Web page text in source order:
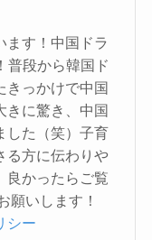
ます！中国ドラ
普段から韓国ド
きっかけで中国
きに驚き、中国
した（笑）子育
る方に伝わりや
良かったらご覧
願いします！
シー